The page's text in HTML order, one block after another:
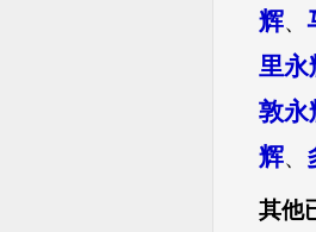
辉、
里永
敦永
辉、
其他